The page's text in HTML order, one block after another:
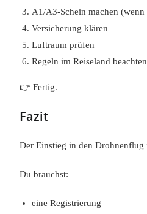
A1/A3-Schein machen
Versicherung klären
Luftraum prüfen
Regeln im Reiseland beachten
👉 Fertig.
Fazit
Der Einstieg in den Drohnenflug
Du brauchst:
eine Registrierung